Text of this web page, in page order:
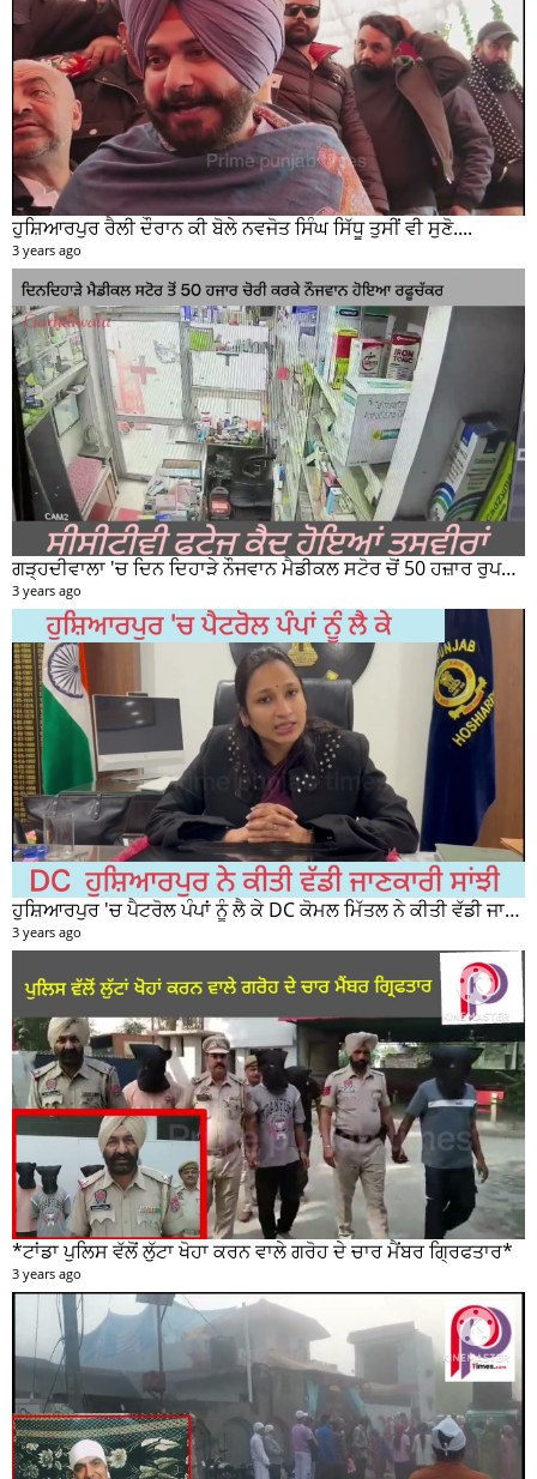
ਹੁਸ਼ਿਆਰਪੁਰ ਰੈਲੀ ਦੌਰਾਨ ਕੀ ਬੋਲੇ ਨਵਜੋਤ ਸਿੰਘ ਸਿੱਧੂ ਤੁਸੀਂ ਵੀ ਸੁਣੋ....
3 years ago
ਗੜ੍ਹਦੀਵਾਲਾ 'ਚ ਦਿਨ ਦਿਹਾੜੇ ਨੌਜਵਾਨ ਮੈਡੀਕਲ ਸਟੋਰ ਚੋਂ 50 ਹਜ਼ਾਰ ਰੁਪਏ ਦੀ ਨਕਦੀ ਚੋਰੀ ਕਰਕੇ ਹੋਇਆ ਰਫੂਚੱਕਰ
3 years ago
ਹੁਸ਼ਿਆਰਪੁਰ 'ਚ ਪੈਟਰੋਲ ਪੰਪਾਂ ਨੂੰ ਲੈ ਕੇ DC ਕੋਮਲ ਮਿੱਤਲ ਨੇ ਕੀਤੀ ਵੱਡੀ ਜਾਣਕਾਰੀ ਸਾਂਝੀ
3 years ago
*ਟਾਂਡਾ ਪੁਲਿਸ ਵੱਲੋਂ ਲੁੱਟਾ ਖੋਹਾ ਕਰਨ ਵਾਲੇ ਗਰੋਹ ਦੇ ਚਾਰ ਮੈਂਬਰ ਗ੍ਰਿਫਤਾਰ*
3 years ago